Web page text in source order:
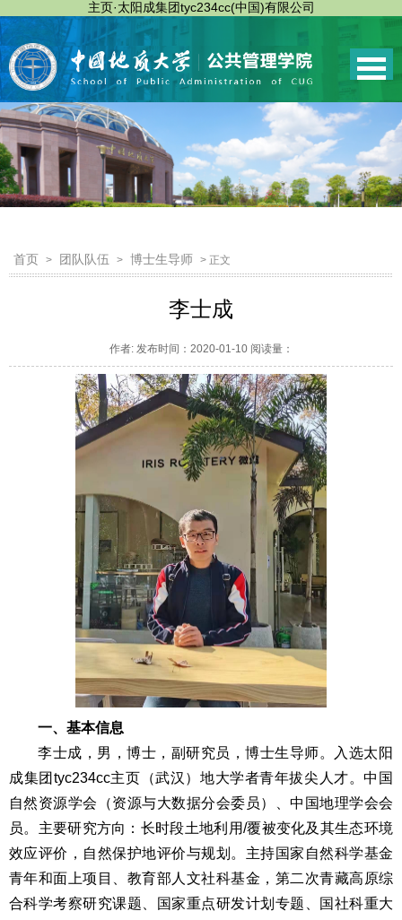
主页·太阳成集团tyc234cc(中国)有限公司
首页 > 团队队伍 > 博士生导师 > 正文
李士成
作者: 发布时间：2020-01-10 阅读量：
一、基本信息
李士成，男，博士，副研究员，博士生导师。入选太阳
成集团tyc234cc主页（武汉）地大学者青年拔尖人才。中国
自然资源学会（资源与大数据分会委员）、中国地理学会会
员。主要研究方向：长时段土地利用/覆被变化及其生态环境
效应评价，自然保护地评价与规划。主持国家自然科学基金
青年和面上项目、教育部人文社科基金，第二次青藏高原综
合科学考察研究课题、国家重点研发计划专题、国社科重大